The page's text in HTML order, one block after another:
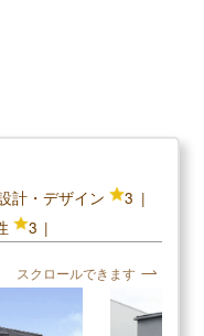
遮音性が
イクの
格も驚くほ
計・デザイン
3
3
スクロールできます